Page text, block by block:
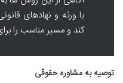
با ورثه و نهادهای
کند و مسیر مناسب را
توصیه به مشاوره حقوقی